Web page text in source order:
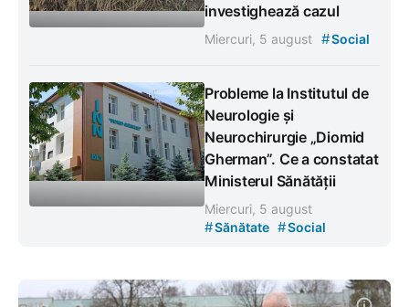
investighează cazul
Miercuri, 5 august #Social
Probleme la Institutul de
Neurologie și
Neurochirurgie „Diomid
Gherman”. Ce a constatat
Ministerul Sănătății
Miercuri, 5 august
#Sănătate #Social